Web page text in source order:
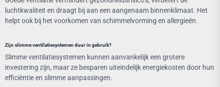
luchtkwaliteit en draagt bij aan een aangenaam binnenklimaat. Het
helpt ook bij het voorkomen van schimmelvorming en allergieën.
Zijn slimme ventilatiesystemen duur in gebruik?
Slimme ventilatiesystemen kunnen aanvankelijk een grotere
investering zijn, maar ze besparen uiteindelijk energiekosten door hun
efficiëntie en slimme aanpassingen.